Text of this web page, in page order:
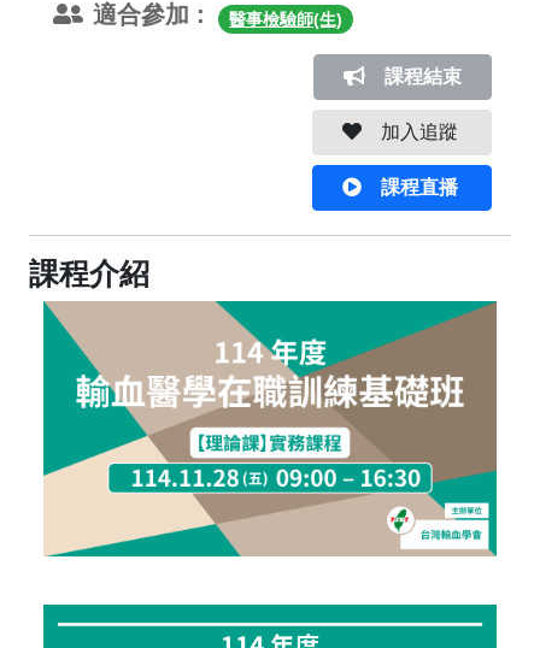
適合參加 :
醫事檢驗師(生)
課程結束
加入追蹤
課程直播
課程介紹